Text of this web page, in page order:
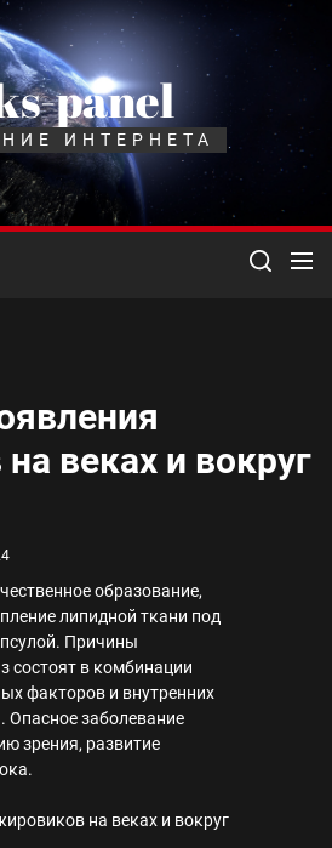
panel
ИНТЕРНЕТА
веках и вокруг
образование,
липидной ткани под
Причины
состоят в комбинации
факторов и внутренних
Опасное заболевание
зрения, развитие